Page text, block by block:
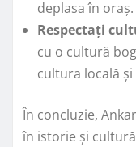
deplasa în oraș.
Respectați
cu o cultură
cultura locală
În concluzie,
în istorie și